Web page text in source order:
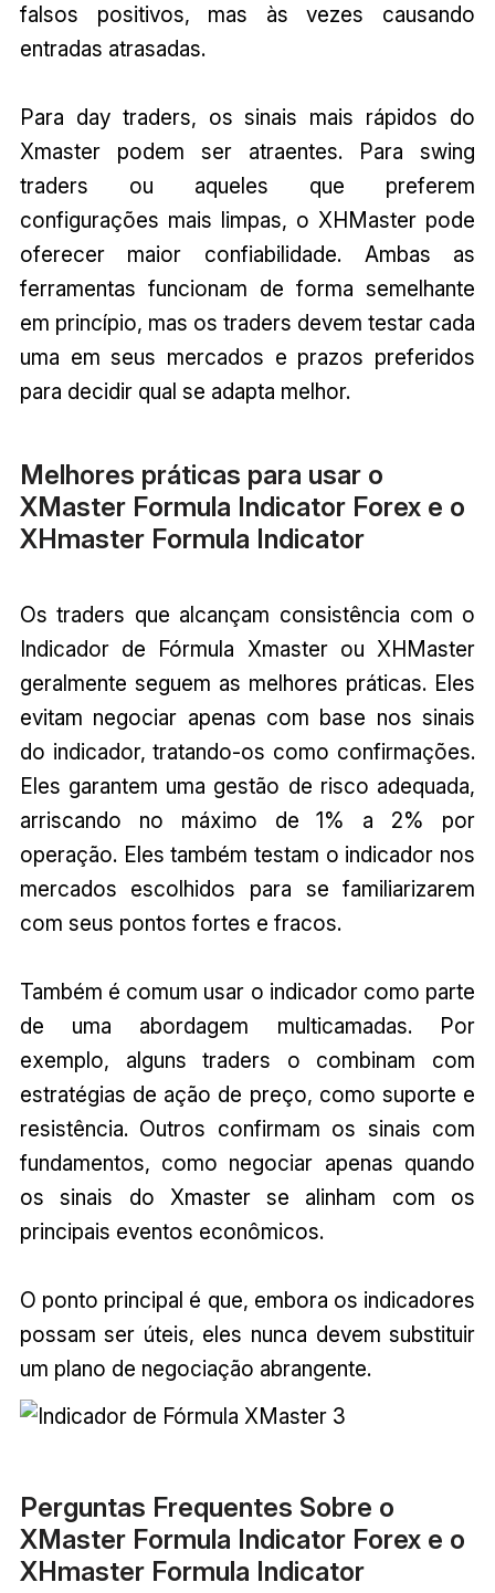
falsos positivos, mas às vezes causando
entradas atrasadas.
Para day traders, os sinais mais rápidos do
Xmaster podem ser atraentes. Para swing
traders ou aqueles que preferem
configurações mais limpas, o XHMaster pode
oferecer maior confiabilidade. Ambas as
ferramentas funcionam de forma semelhante
em princípio, mas os traders devem testar cada
uma em seus mercados e prazos preferidos
para decidir qual se adapta melhor.
Melhores práticas para usar o
XMaster Formula Indicator Forex e o
XHmaster Formula Indicator
Os traders que alcançam consistência com o
Indicador de Fórmula Xmaster ou XHMaster
geralmente seguem as melhores práticas. Eles
evitam negociar apenas com base nos sinais
do indicador, tratando-os como confirmações.
Eles garantem uma gestão de risco adequada,
arriscando no máximo de 1% a 2% por
operação. Eles também testam o indicador nos
mercados escolhidos para se familiarizarem
com seus pontos fortes e fracos.
Também é comum usar o indicador como parte
de uma abordagem multicamadas. Por
exemplo, alguns traders o combinam com
estratégias de ação de preço, como suporte e
resistência. Outros confirmam os sinais com
fundamentos, como negociar apenas quando
os sinais do Xmaster se alinham com os
principais eventos econômicos.
O ponto principal é que, embora os indicadores
possam ser úteis, eles nunca devem substituir
um plano de negociação abrangente.
Perguntas Frequentes Sobre o
XMaster Formula Indicator Forex e o
XHmaster Formula Indicator